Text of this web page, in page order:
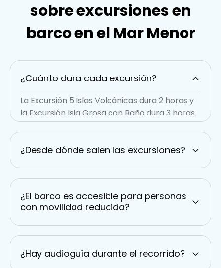
sobre excursiones en
barco en el Mar Menor
¿Cuánto dura cada excursión?
La Excursión 5 Islas Volcánicas dura 2 horas y
la Excursión Isla Grosa con Baño dura 3 horas.
¿Desde dónde salen las excursiones?
¿El barco es accesible para personas
con movilidad reducida?
¿Hay audioguía durante el recorrido?